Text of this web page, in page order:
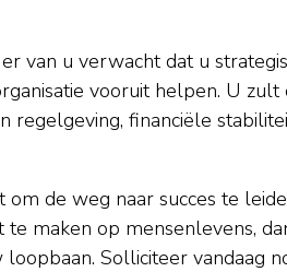
van u verwacht dat u
vooruit helpen. U
regelgeving, financiële
om de weg naar succes te
te maken op mensenlevens,
Solliciteer vandaag